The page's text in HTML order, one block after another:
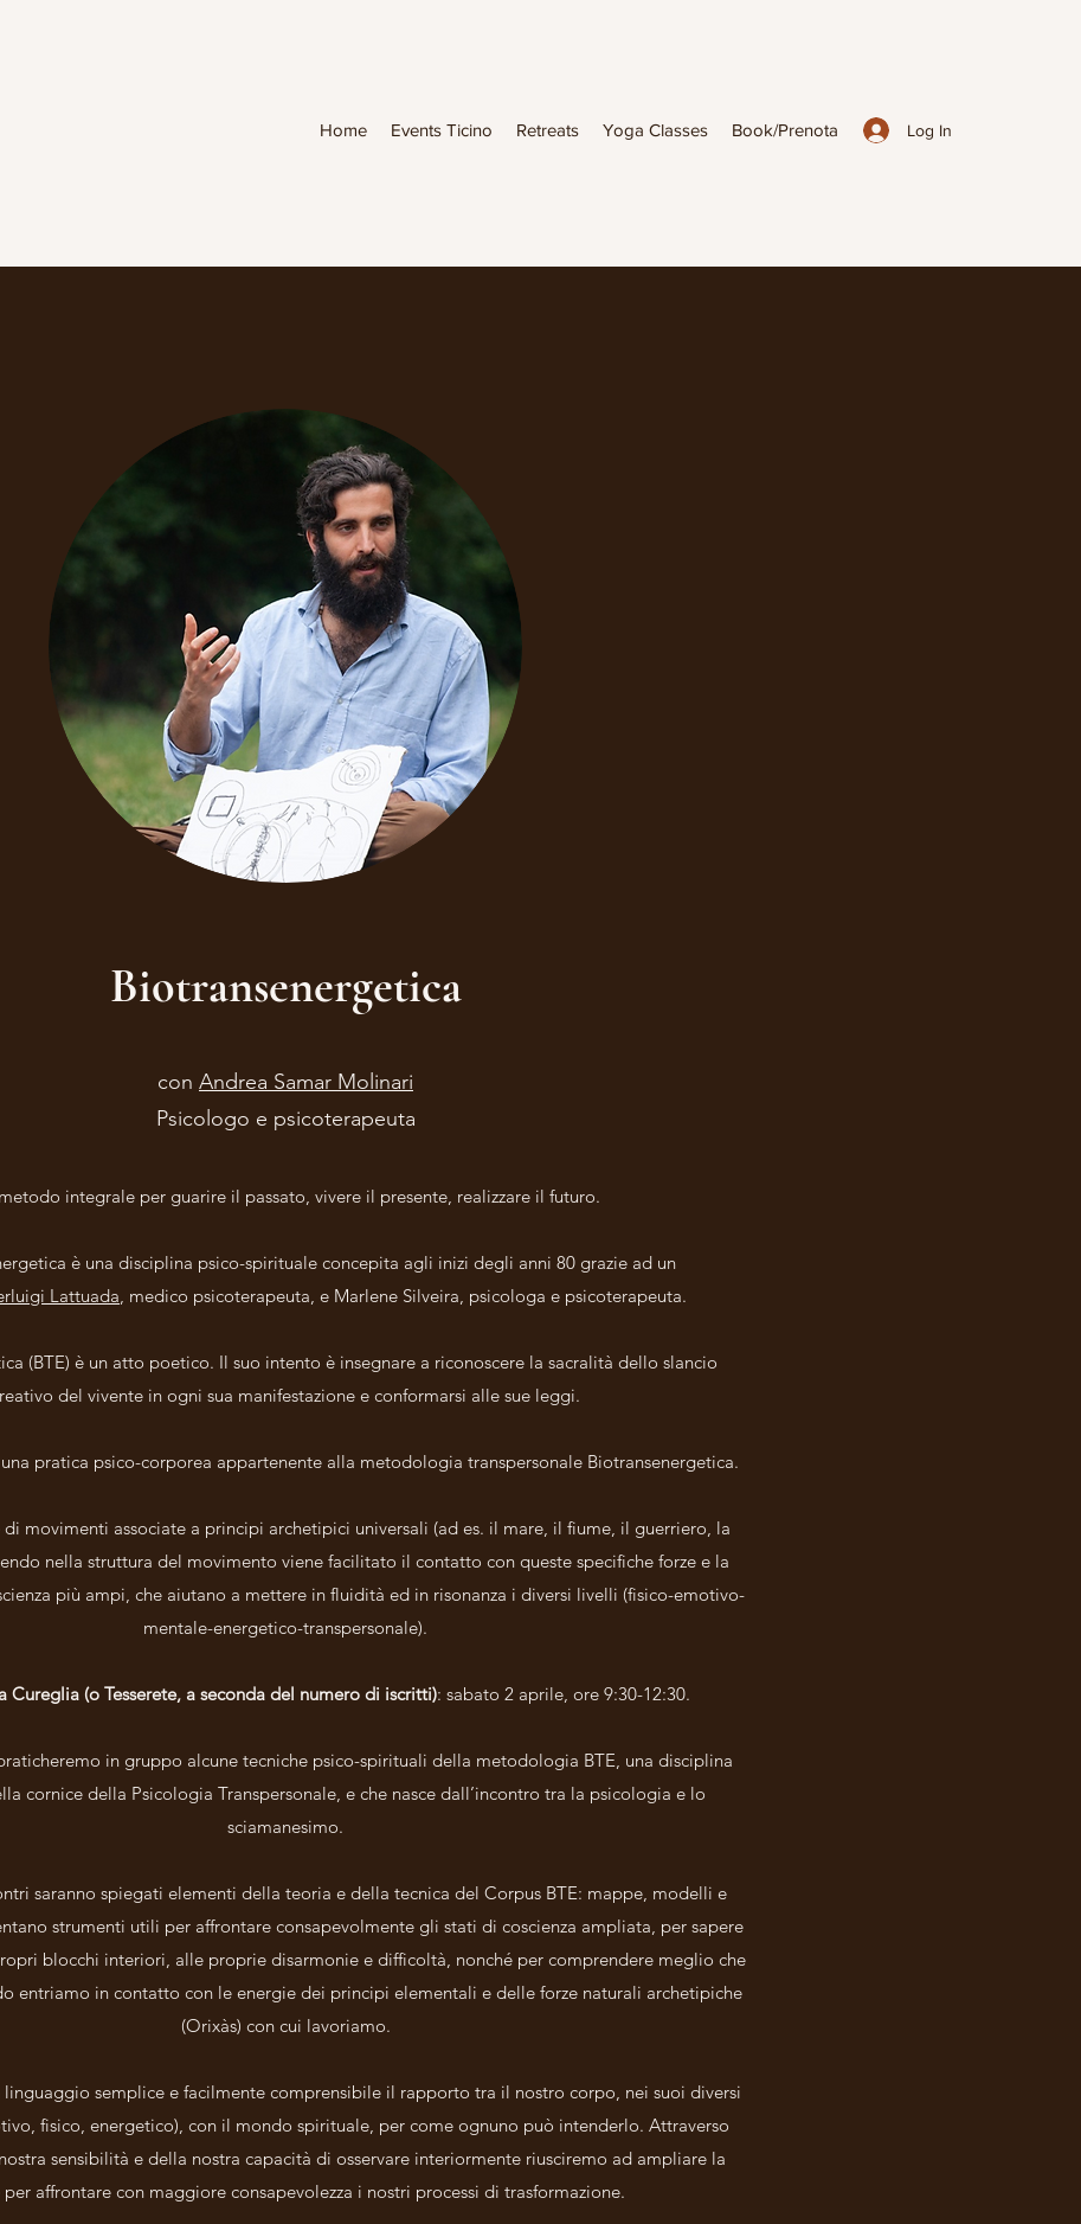
Log In
Home Events Ticino Retreats Yoga Classes Book/Prenota
Biotransenergetica
con Andrea Samar Molinari
Psicologo e psicoterapeuta
integrale per guarire il passato, vivere il presente, realizzare il futuro.
è una disciplina psico-spirituale concepita agli inizi degli anni 80 grazie ad un
Lattuada, medico psicoterapeuta, e Marlene Silveira, psicologa e psicoterapeuta.
(BTE) è un atto poetico. Il suo intento è insegnare a riconoscere la sacralità dello slancio
del vivente in ogni sua manifestazione e conformarsi alle sue leggi.
pratica psico-corporea appartenente alla metodologia transpersonale Biotransenergetica.
di movimenti associate a principi archetipici universali (ad es. il mare, il fiume, il guerriero, la
nella struttura del movimento viene facilitato il contatto con queste specifiche forze e la
più ampi, che aiutano a mettere in fluidità ed in risonanza i diversi livelli (fisico-emotivo-
mentale-energetico-transpersonale).
Cureglia (o Tesserete, a seconda del numero di iscritti): sabato 2 aprile, ore 9:30-12:30.
in gruppo alcune tecniche psico-spirituali della metodologia BTE, una disciplina
cornice della Psicologia Transpersonale, e che nasce dall’incontro tra la psicologia e lo
sciamanesimo.
saranno spiegati elementi della teoria e della tecnica del Corpus BTE: mappe, modelli e
strumenti utili per affrontare consapevolmente gli stati di coscienza ampliata, per sapere
blocchi interiori, alle proprie disarmonie e difficoltà, nonché per comprendere meglio che
entriamo in contatto con le energie dei principi elementali e delle forze naturali archetipiche
(Orixàs) con cui lavoriamo.
linguaggio semplice e facilmente comprensibile il rapporto tra il nostro corpo, nei suoi diversi
fisico, energetico), con il mondo spirituale, per come ognuno può intenderlo. Attraverso
sensibilità e della nostra capacità di osservare interiormente riusciremo ad ampliare la
per affrontare con maggiore consapevolezza i nostri processi di trasformazione.